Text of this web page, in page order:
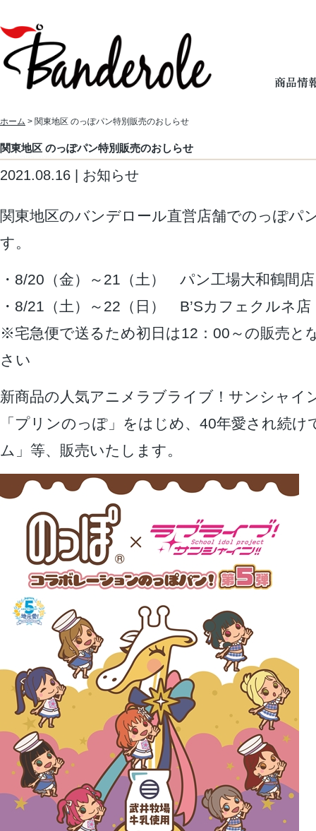
ホーム > 関東地区 のっぽパン特別販売のおしらせ
関東地区 のっぽパン特別販売のおしらせ
2021.08.16 | お知らせ
関東地区のバンデロール直営店舗でのっぽパ
す。
・8/20（金）～21（土） パン工場大和鶴間店
・8/21（土）～22（日） B’Sカフェクルネ店
※宅急便で送るため初日は12：00～の販売と
さい
新商品の人気アニメラブライブ！サンシャイ
「プリンのっぽ」をはじめ、40年愛され続け
ム」等、販売いたします。